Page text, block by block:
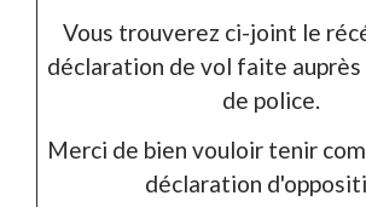
Vous trouverez ci-joint le
déclaration de vol faite auprès
de police.
Merci de bien vouloir tenir
déclaration